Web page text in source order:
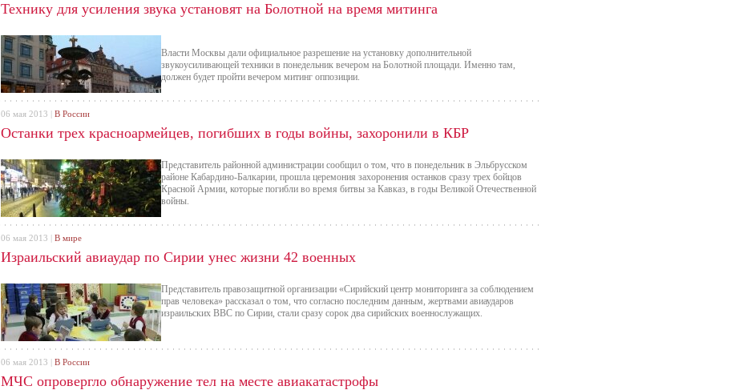
Технику для усиления звука установят на Болотной на время митинга
Власти Москвы дали официальное разрешение на установку дополнительной
звукоусиливающей техники в понедельник вечером на Болотной площади. Именно там,
должен будет пройти вечером митинг оппозиции.
Останки трех красноармейцев, погибших в годы войны, захоронили в КБР
Представитель районной администрации сообщил о том, что в понедельник в Эльбрусском
районе Кабардино-Балкарии, прошла церемония захоронения останков сразу трех бойцов
Красной Армии, которые погибли во время битвы за Кавказ, в годы Великой Отечественной
войны.
06 мая 2013 | В России
Израильский авиаудар по Сирии унес жизни 42 военных
Представитель правозащитной организации «Сирийский центр мониторинга за соблюдением
прав человека» рассказал о том, что согласно последним данным, жертвами авиаударов
израильских ВВС по Сирии, стали сразу сорок два сирийских военнослужащих.
06 мая 2013 | В мире
МЧС опровергло обнаружение тел на месте авиакатастрофы
06 мая 2013 | В России